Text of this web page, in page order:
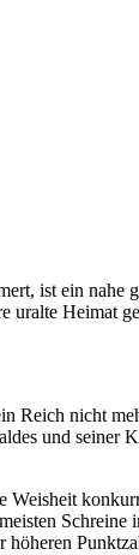
ist ein nahe
uralte Heimat
Reich nicht
und seiner
Weisheit
Schreine